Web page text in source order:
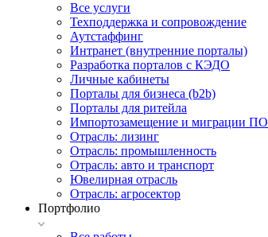
Все услуги
Техподдержка и сопровождение
Аутстаффинг
Интранет (внутренние порталы)
Разработка порталов с КЭДО
Личные кабинеты
Порталы для бизнеса (b2b)
Порталы для ритейла
Импортозамещение и миграции ПО
Отрасль: лизинг
Отрасль: промышленность
Отрасль: авто и транспорт
Ювелирная отрасль
Отрасль: агросектор
Портфолио